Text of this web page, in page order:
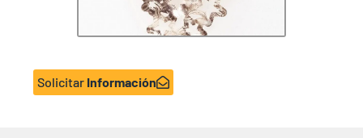
Solicitar Información